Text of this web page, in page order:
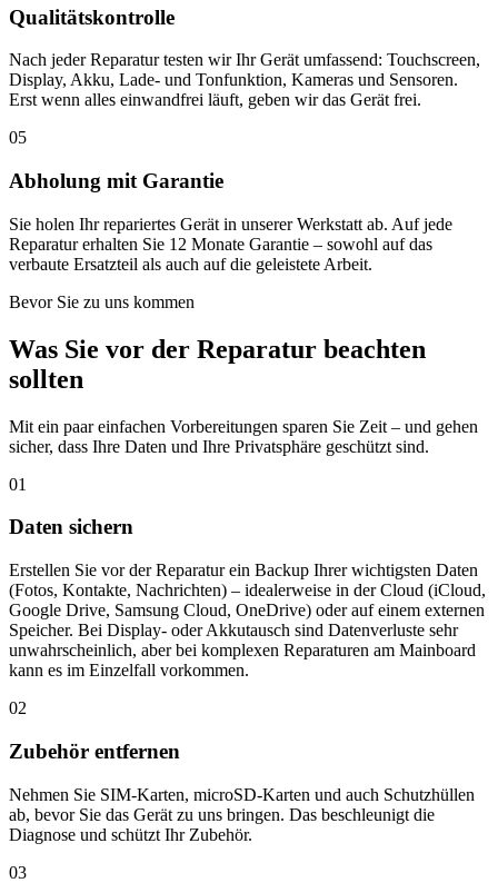
Qualitätskontrolle
Nach jeder Reparatur testen wir Ihr Gerät umfassend: Touchscreen,
Display, Akku, Lade- und Tonfunktion, Kameras und Sensoren.
Erst wenn alles einwandfrei läuft, geben wir das Gerät frei.
05
Abholung mit Garantie
Sie holen Ihr repariertes Gerät in unserer Werkstatt ab. Auf jede
Reparatur erhalten Sie 12 Monate Garantie – sowohl auf das
verbaute Ersatzteil als auch auf die geleistete Arbeit.
Bevor Sie zu uns kommen
Was Sie vor der Reparatur beachten
sollten
Mit ein paar einfachen Vorbereitungen sparen Sie Zeit – und gehen
sicher, dass Ihre Daten und Ihre Privatsphäre geschützt sind.
01
Daten sichern
Erstellen Sie vor der Reparatur ein Backup Ihrer wichtigsten Daten
(Fotos, Kontakte, Nachrichten) – idealerweise in der Cloud (iCloud,
Google Drive, Samsung Cloud, OneDrive) oder auf einem externen
Speicher. Bei Display- oder Akkutausch sind Datenverluste sehr
unwahrscheinlich, aber bei komplexen Reparaturen am Mainboard
kann es im Einzelfall vorkommen.
02
Zubehör entfernen
Nehmen Sie SIM-Karten, microSD-Karten und auch Schutzhüllen
ab, bevor Sie das Gerät zu uns bringen. Das beschleunigt die
Diagnose und schützt Ihr Zubehör.
03